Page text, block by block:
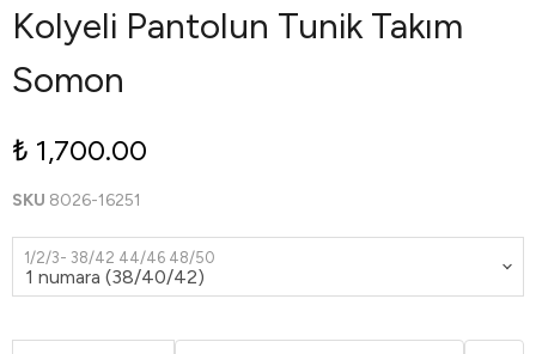
Kolyeli Pantolun Tunik Takım
Somon
₺ 1,700.00
SKU 8026-16251
1/2/3- 38/42 44/46 48/50